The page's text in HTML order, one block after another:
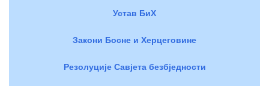
Устав БиХ
Закони Босне и Херцеговине
Резолуције Савјета безбједности